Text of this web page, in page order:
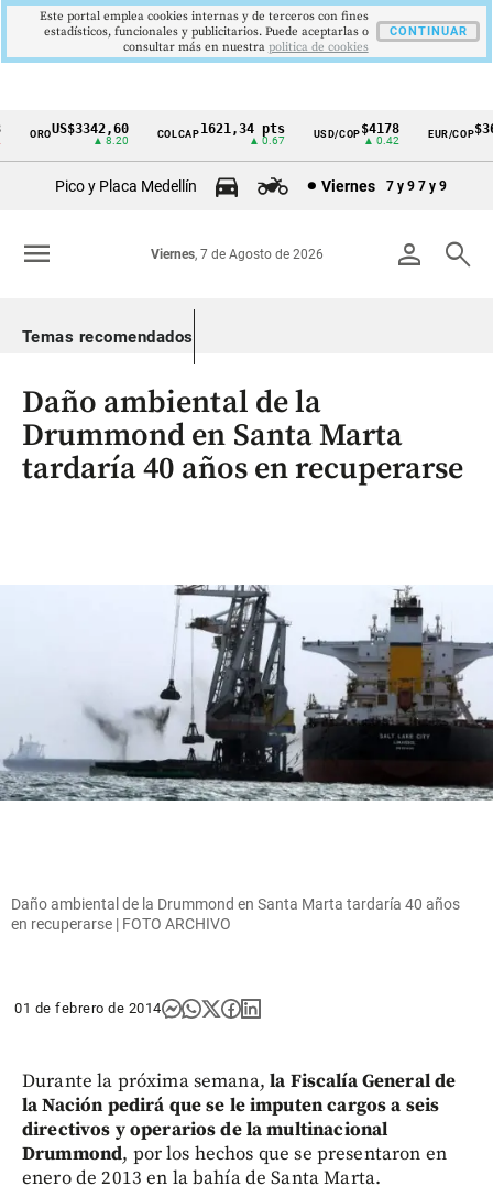
Cintillo
Colombia
OROUS$3342,60
▲ 8.20
COLCAP1621,34 pts
▲ 0.67
USD/COP$4178
▲ 0.42
EUR/COP
Pico y Placa Medellín Viernes 7 y 9 7 y 9
person search
Viernes, 7 de Agosto de 2026
menu
Temas recomendados
Daño ambiental de la
Drummond en Santa Marta
tardaría 40 años en recuperarse
Daño ambiental de la Drummond en Santa Marta tardaría 40 años
en recuperarse | FOTO ARCHIVO
01 de febrero de 2014
Durante la próxima semana, la Fiscalía General de
la Nación pedirá que se le imputen cargos a seis
directivos y operarios de la multinacional
Drummond, por los hechos que se presentaron en
enero de 2013 en la bahía de Santa Marta.
Este portal emplea cookies internas y de terceros con fines
estadísticos, funcionales y publicitarios. Puede aceptarlas o
consultar más en nuestra politica de cookies
CONTINUAR